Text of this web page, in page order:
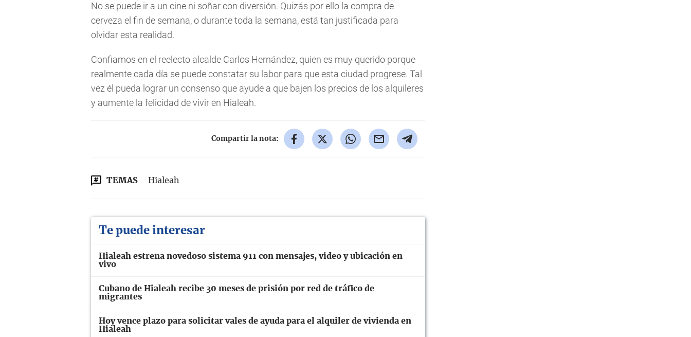
No se puede ir a un cine ni soñar con diversión. Quizás por ello la compra de
cerveza el fin de semana, o durante toda la semana, está tan justificada para
olvidar esta realidad.
Confiamos en el reelecto alcalde Carlos Hernández, quien es muy querido porque
realmente cada día se puede constatar su labor para que esta ciudad progrese. Tal
vez él pueda lograr un consenso que ayude a que bajen los precios de los alquileres
y aumente la felicidad de vivir en Hialeah.
Compartir la nota:
TEMAS Hialeah
Te puede interesar
Hialeah estrena novedoso sistema 911 con mensajes, video y ubicación en
vivo
Cubano de Hialeah recibe 30 meses de prisión por red de tráfico de
migrantes
Hoy vence plazo para solicitar vales de ayuda para el alquiler de vivienda en
Hialeah